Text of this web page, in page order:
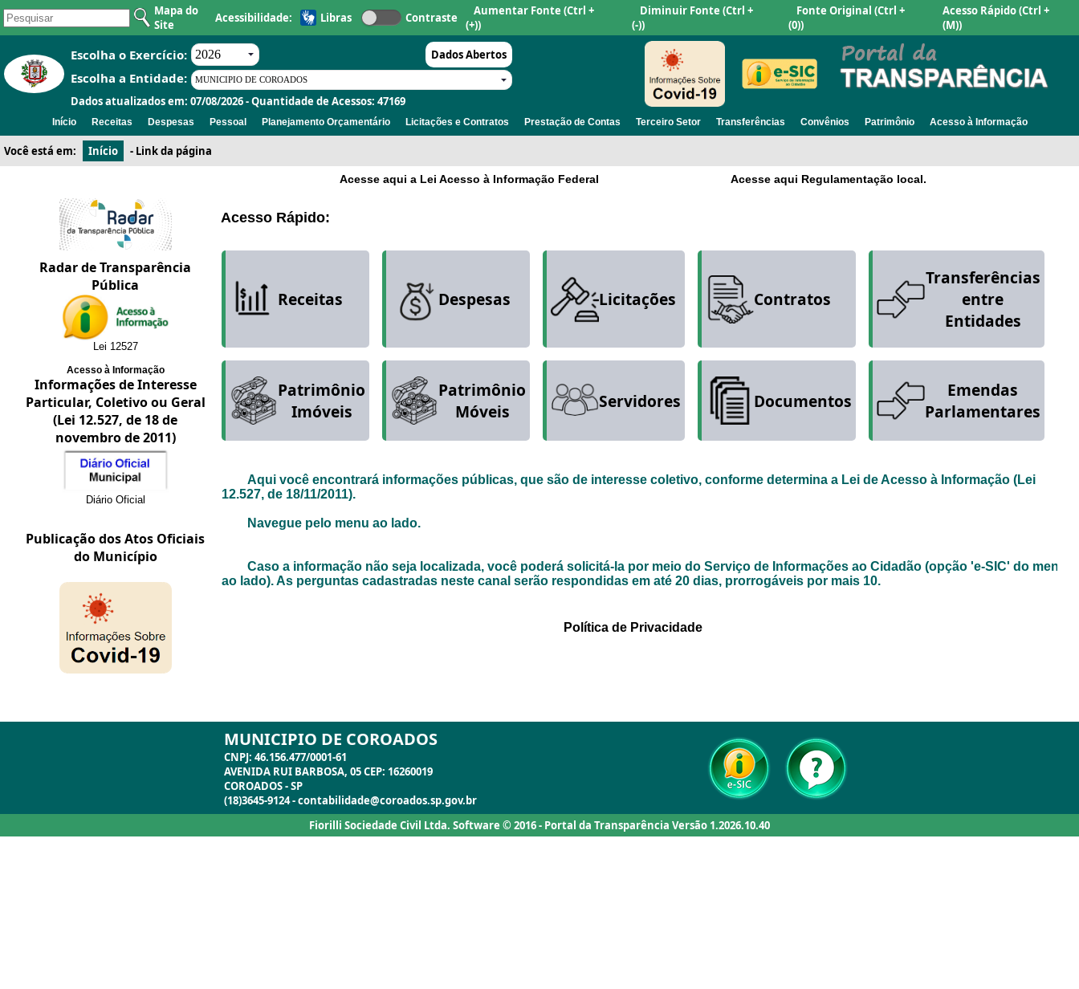
Mapa do
Site
Acessibilidade: Libras Contraste Aumentar Fonte(Ctrl +
(+))
Diminuir Fonte(Ctrl +
(-))
Fonte Original(Ctrl +
(0))
Acesso Rápido(Ctrl +
(M))
Escolha o Exercício: Dados Abertos
Escolha a Entidade:
Dados atualizados em: 07/08/2026 - Quantidade de Acessos: 47169
Início Receitas Despesas Pessoal Planejamento Orçamentário Licitações e Contratos Prestação de Contas Terceiro Setor Transferências Convênios Patrimônio Acesso à Informação
Você está em: Início - Link da página
MUNICIPIO DE COROADOS
CNPJ: 46.156.477/0001-61
AVENIDA RUI BARBOSA, 05 CEP: 16260019
COROADOS - SP
(18)3645-9124 - contabilidade@coroados.sp.gov.br
Fiorilli Sociedade Civil Ltda. Software © 2016 - Portal da Transparência Versão 1.2026.10.40